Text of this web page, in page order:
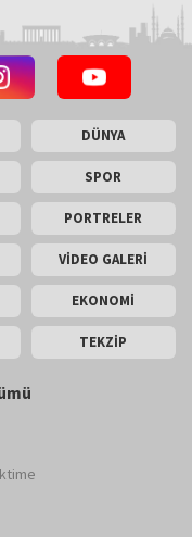
DÜNYA
SPOR
PORTRELER
VİDEO GALERİ
EKONOMİ
TEKZİP